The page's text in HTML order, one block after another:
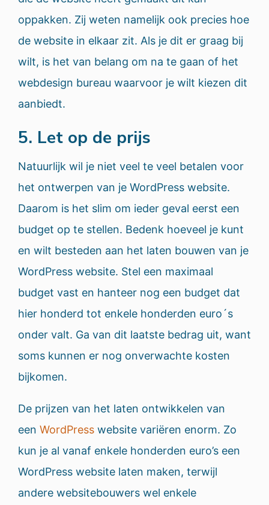
oppakken. Zij weten namelijk ook precies hoe
de website in elkaar zit. Als je dit er graag bij
wilt, is het van belang om na te gaan of het
webdesign bureau waarvoor je wilt kiezen dit
aanbiedt.
5. Let op de prijs
Natuurlijk wil je niet veel te veel betalen voor
het ontwerpen van je WordPress website.
Daarom is het slim om ieder geval eerst een
budget op te stellen. Bedenk hoeveel je kunt
en wilt besteden aan het laten bouwen van je
WordPress website. Stel een maximaal
budget vast en hanteer nog een budget dat
hier honderd tot enkele honderden euro´s
onder valt. Ga van dit laatste bedrag uit, want
soms kunnen er nog onverwachte kosten
bijkomen.
De prijzen van het laten ontwikkelen van
een WordPress website variëren enorm. Zo
kun je al vanaf enkele honderden euro’s een
WordPress website laten maken, terwijl
andere websitebouwers wel enkele